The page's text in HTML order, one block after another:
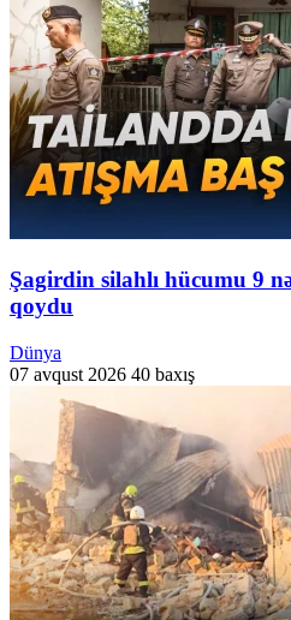
Şagirdin silahlı hücumu 9
qoydu
Dünya
07 avqust 2026 40 baxış